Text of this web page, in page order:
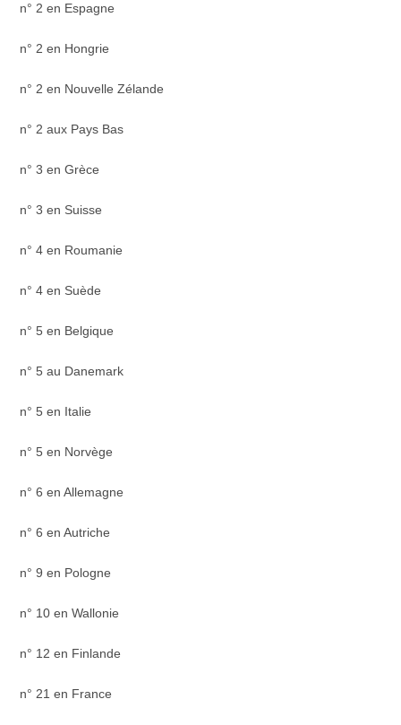
n° 2 en Espagne
n° 2 en Hongrie
n° 2 en Nouvelle Zélande
n° 2 aux Pays Bas
n° 3 en Grèce
n° 3 en Suisse
n° 4 en Roumanie
n° 4 en Suède
n° 5 en Belgique
n° 5 au Danemark
n° 5 en Italie
n° 5 en Norvège
n° 6 en Allemagne
n° 6 en Autriche
n° 9 en Pologne
n° 10 en Wallonie
n° 12 en Finlande
n° 21 en France